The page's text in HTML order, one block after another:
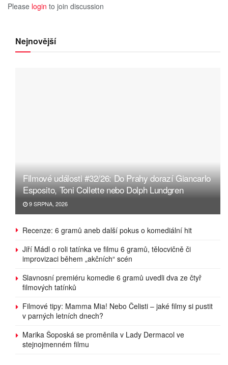
Please login to join discussion
Nejnovější
Filmové události #32/26: Do Prahy dorazí Giancarlo
Esposito, Toni Collette nebo Dolph Lundgren
9 SRPNA, 2026
Recenze: 6 gramů aneb další pokus o komediální hit
Jiří Mádl o roli tatínka ve filmu 6 gramů, tělocvičně či
improvizaci během „akčních“ scén
Slavnosní premiéru komedie 6 gramů uvedli dva ze čtyř
filmových tatínků
Filmové tipy: Mamma Mia! Nebo Čelisti – jaké filmy si pustit
v parných letních dnech?
Marika Šoposká se proměnila v Lady Dermacol ve
stejnojmenném filmu